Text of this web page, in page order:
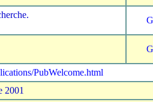
PubWelcome.html
2001